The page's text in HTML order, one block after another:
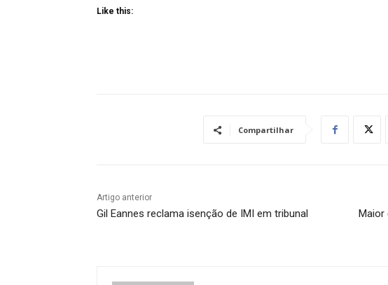
Like this:
Compartilhar
Artigo anterior
Gil Eannes reclama isenção de IMI em tribunal
Maior